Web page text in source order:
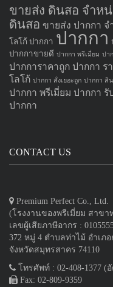
ขายส่ง ดินสอ จำห
ดินสอ ขายส่ง ปากกา จ
โลโก้ ปากกา ปากกา
ปากกาขายดี ปากกา พรีเมี่ยม ปา
ปากการาคาถูก ปากกา ร
โลโก้ ปากกา สั่งเยอะถูก ปากกา สิ
ปากกา พรีเมี่ยม ปากกา รั
ปากกา
CONTACT US
Premium Perfect Co., Ltd.
(โรงงานของพรีเมี่ยม สาขา
เลขผู้เสียภาษีอากร :
372 หมู่ 4 ตำบลท่าไม้ อำเภ
จังหวัดสมุทรสาคร 74110
โทรศัพท์ : 02-408-1377
Fax: 02-809-9359